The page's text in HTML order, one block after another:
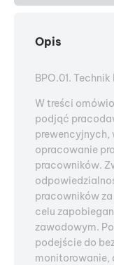
Opis
BPO.01.
W treści
podjąć
prewencyjnych,
opracowanie
pracowników.
pracowników
celu
zawodowym.
podejście do
monitorowanie,